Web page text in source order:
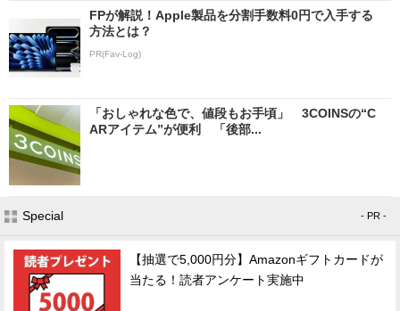
FPが解説！Apple製品を分割手数料0円で入手する
方法とは？
PR(Fav-Log)
「おしゃれな色で、値段もお手頃」 3COINSの“C
ARアイテム”が便利 「後部...
Special - PR -
【抽選で5,000円分】Amazonギフトカードが
当たる！読者アンケート実施中